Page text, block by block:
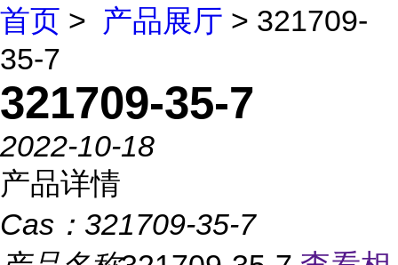
首页 > 产品展厅 > 321709-
35-7
321709-35-7
2022-10-18
产品详情
Cas： 321709-35-7